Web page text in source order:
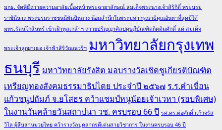
มกธ. จัดพิธีถวายความอาลัยเบื้องหน้าพระฉายาลักษณ์ สมเด็จพระนางเจ้าสิริกิติ์ พระบรม
ราชินีนาถ พระบรมราชชนนีพันปีหลวง น้อมสำนึกในพระมหากรุณาธิคุณอันหาที่สุดมิได้
มทร.รัตนโกสินทร์ เข้าเฝ้าทูลเกล้าฯ ถวายปริญญาศิลปดุษฎีบัณฑิตกิตติมศักดิ์ แด่ สมเด็จ
พระเจ้าลูกยาเธอ เจ้าฟ้าสิริวัณณวรีฯ มหาวิทยาลัยกรุงเทพ
ธนบุรี มหาวิทยาลัยรังสิต มอบรางวัลเชิดชูเกียรติบัณฑิต
เหรียญทองสังคมธรรมาธิปไตย ประจำปี ๒๕๖๗ ร.ร.คำเขื่อน
แก้วชนูปถัมภ์ จ.ยโสธร คว้าแชมป์หนูน้อยเจ้าเวหา (รอบพิเศษ)
ในงานวันคล้ายวันสถาปนา วช. ครบรอบ 66 ปี รศ.ดร.ต่อศักดิ์ แก้วจรัส
วิไล ผู้สืบสานมวยไทย คว้ารางวัลบุคลากรดีเด่นสายวิชาการ ในงานครบรอบ 46 ปี